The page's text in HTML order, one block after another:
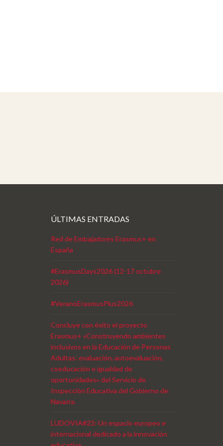
ÚLTIMAS ENTRADAS
Red de Embajadores Erasmus+ en
España
#ErasmusDays2026 (12-17 octubre
2026)
#VeranoErasmusPlus2026
Concluye con éxito el proyecto
Erasmus+ «Construyendo ambientes
inclusivos en la Educación de Personas
Adultas: evaluación, autoevaluación,
coeducación e igualdad de
oportunidades» del Servicio de
Inspección Educativa del Gobierno de
Navarra
LUDOVIA#23: Un espacio europeo e
internacional dedicado a la innovación